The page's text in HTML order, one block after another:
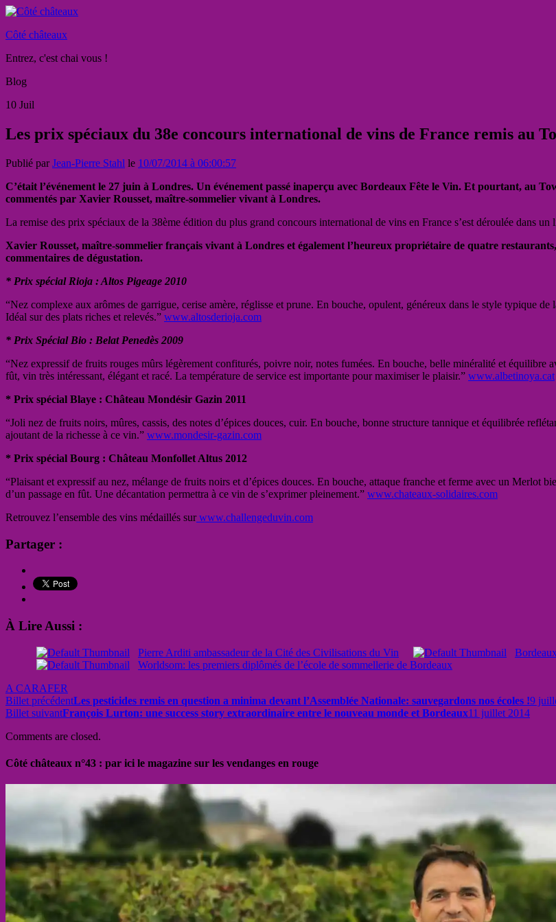
Côté châteaux
Entrez, c'est chai vous !
Blog
10 Juil
Les prix spéciaux du 38e concours international de vins de France remis au
Publié parJean-Pierre Stahl le 10/07/2014 à 06:00:57
C’était l’événement le 27 juin à Londres. Un événement passé inaperçu avec Bordeaux Fête le Vin. Et pourtant, au
commentés par Xavier Rousset, maître-sommelier vivant à Londres.
La remise des prix spéciaux de la 38ème édition du plus grand concours international de vins en France s’est déroulée dans
Xavier Rousset, maître-sommelier français vivant à Londres et également l’heureux propriétaire de quatre
commentaires de dégustation.
* Prix spécial Rioja : Altos Pigeage 2010
“Nez complexe aux arômes de garrigue, cerise amère, réglisse et prune. En bouche, opulent, généreux dans le style typique
Idéal sur des plats riches et relevés.” www.altosderioja.com
* Prix Spécial Bio : Belat Penedès 2009
“Nez expressif de fruits rouges mûrs légèrement confiturés, poivre noir, notes fumées. En bouche, belle minéralité et
fût, vin très intéressant, élégant et racé. La température de service est importante pour maximiser le plaisir.” www.albetinoya.cat
* Prix spécial Blaye : Château Mondésir Gazin 2011
“Joli nez de fruits noirs, mûres, cassis, des notes d’épices douces, cuir. En bouche, bonne structure tannique et équilibrée
ajoutant de la richesse à ce vin.” www.mondesir-gazin.com
* Prix spécial Bourg : Château Monfollet Altus 2012
“Plaisant et expressif au nez, mélange de fruits noirs et d’épices douces. En bouche, attaque franche et ferme avec un Merlot
d’un passage en fût. Une décantation permettra à ce vin de s’exprimer pleinement.” www.chateaux-solidaires.com
Retrouvez l’ensemble des vins médaillés surwww.challengeduvin.com
Partager :
À Lire Aussi :
Pierre Arditi ambassadeur de la Cité des Civilisations du Vin
Worldsom: les premiers diplômés de l’école de sommellerie de Bordeaux
A CARAFER
Billet précédentLes pesticides remis en question a minima devant l’Assemblée Nationale: sauvegardons nos écoles !9
Billet suivantFrançois Lurton: une success story extraordinaire entre le nouveau monde et Bordeaux11 juillet 2014
Comments are closed.
Côté châteaux n°43 : par ici le magazine sur les vendanges en rouge